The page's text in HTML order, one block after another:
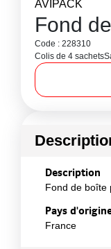
AVIPACK
Fond
Code : 228310
Colis de 4 sachets
Description
Fond de boîte
Pays
France